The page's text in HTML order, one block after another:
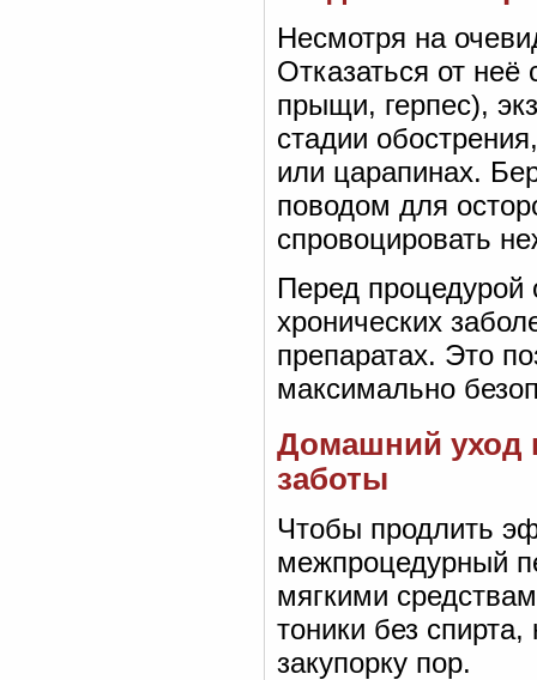
Несмотря на
Отказаться от неё
прыщи, герпес),
стадии
или царапинах.
поводом для
спровоцировать
Перед процедурой
хронических
препаратах. Это
максимально
Домашний уход
заботы
Чтобы продлить
межпроцедурный
мягкими
тоники без
закупорку пор.